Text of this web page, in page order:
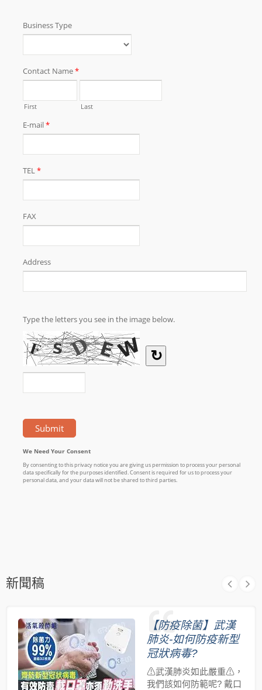
新聞稿
【防疫除菌】武漢
肺炎-如何防疫新型
冠狀病毒?
⚠武漢肺炎如此嚴重⚠，
我們該如何防範呢? 戴口